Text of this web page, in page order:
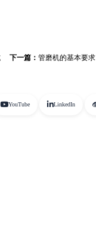
下一篇： 管磨机的基本要求
YouTube LinkedIn